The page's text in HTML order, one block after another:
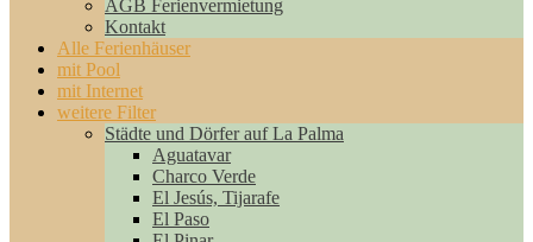
AGB Ferienvermietung
Kontakt
Alle Ferienhäuser
mit Pool
mit Internet
weitere Filter
Städte und Dörfer auf La Palma
Aguatavar
Charco Verde
El Jesús, Tijarafe
El Paso